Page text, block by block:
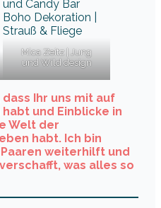
Mica Zeitz | Jung
und Wild design
Ihr uns mit auf
und Einblicke in
Welt der
habt. Ich bin
weiterhilft und
was alles so